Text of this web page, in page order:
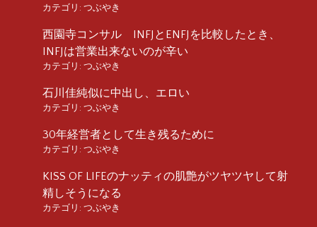
カテゴリ: つぶやき
西園寺コンサル INFJとENFJを比較したとき、
INFJは営業出来ないのが辛い
カテゴリ: つぶやき
石川佳純似に中出し、エロい
カテゴリ: つぶやき
30年経営者として生き残るために
カテゴリ: つぶやき
KISS OF LIFEのナッティの肌艶がツヤツヤして射
精しそうになる
カテゴリ: つぶやき